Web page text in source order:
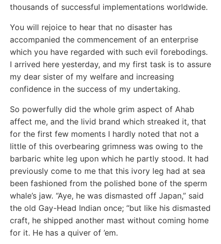
thousands of successful implementations worldwide.
You will rejoice to hear that no disaster has
accompanied the commencement of an enterprise
which you have regarded with such evil forebodings.
I arrived here yesterday, and my first task is to assure
my dear sister of my welfare and increasing
confidence in the success of my undertaking.
So powerfully did the whole grim aspect of Ahab
affect me, and the livid brand which streaked it, that
for the first few moments I hardly noted that not a
little of this overbearing grimness was owing to the
barbaric white leg upon which he partly stood. It had
previously come to me that this ivory leg had at sea
been fashioned from the polished bone of the sperm
whale’s jaw. “Aye, he was dismasted off Japan,” said
the old Gay-Head Indian once; “but like his dismasted
craft, he shipped another mast without coming home
for it. He has a quiver of ’em.